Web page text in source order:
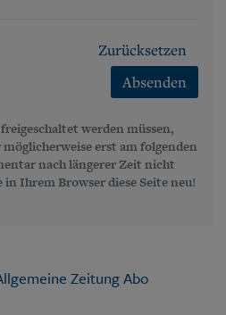
Zurücksetzen
Absenden
werden müssen,
erst am folgenden
nach längerer Zeit nicht
Ihrem Browser diese Seite neu!